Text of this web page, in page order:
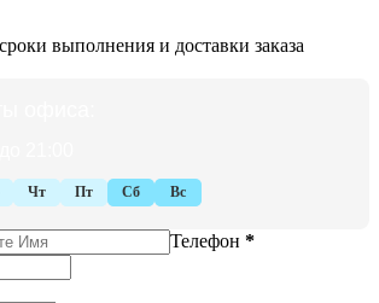
Телефон *
выполнения и доставки заказа
Чт Пт Сб Вс